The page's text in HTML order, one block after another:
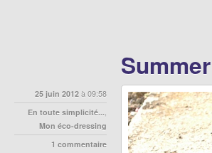
25 juin 2012 à 09:58
En toute simplicité...,
Mon éco-dressing
1 commentaire